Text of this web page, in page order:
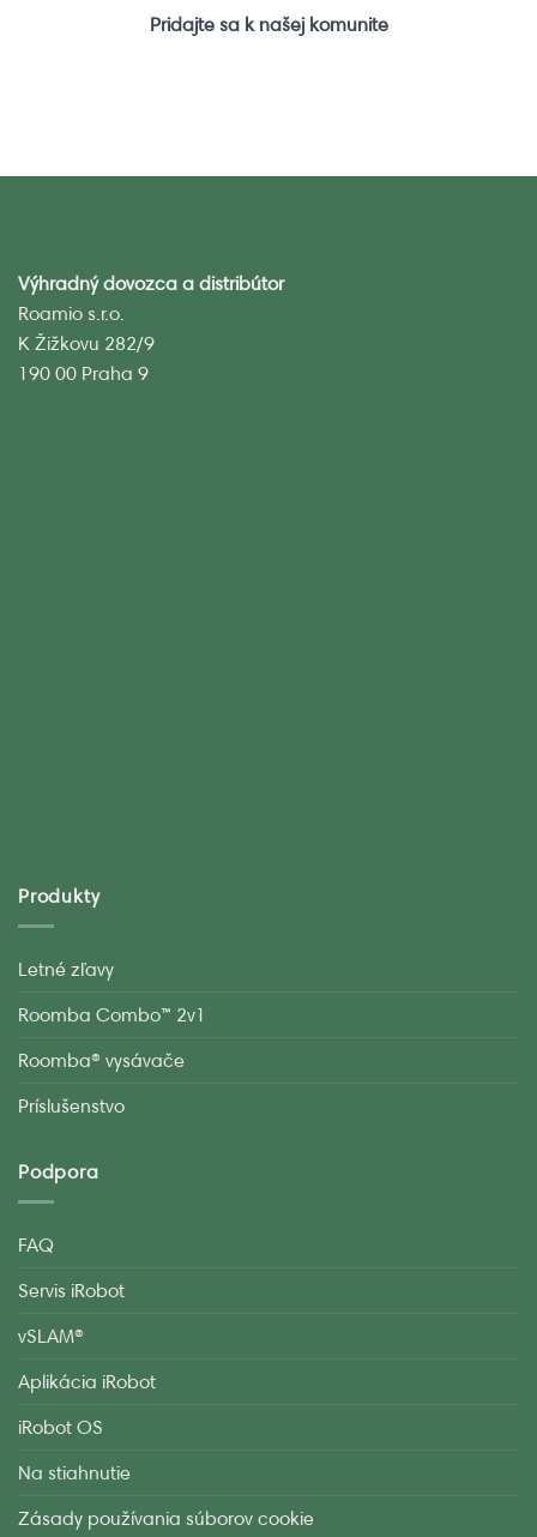
Pridajte sa k našej komunite
Výhradný dovozca a distribútor
Roamio s.r.o.
K Žižkovu 282/9
190 00 Praha 9
Produkty
Letné zľavy
Roomba Combo™ 2v1
Roomba® vysávače
Príslušenstvo
Podpora
FAQ
Servis iRobot
vSLAM®
Aplikácia iRobot
iRobot OS
Na stiahnutie
Zásady používania súborov cookie